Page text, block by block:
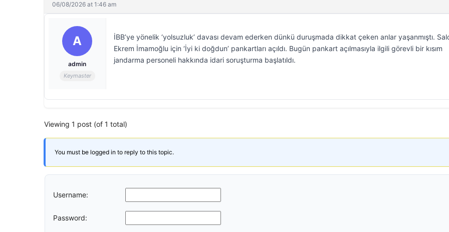
06/08/2026 at 1:46 am
A
admin
Keymaster
İBB’ye yönelik ‘yolsuzluk’ davası devam ederken dünkü duruşmada dikkat çeken anlar yaşanmıştı.
Ekrem İmamoğlu için ‘İyi ki doğdun’ pankartları açıldı. Bugün pankart açılmasıyla ilgili görevli bir kısım
jandarma personeli hakkında idari soruşturma başlatıldı.
Viewing 1 post (of 1 total)
You must be logged in to reply to this topic.
Username:
Password: